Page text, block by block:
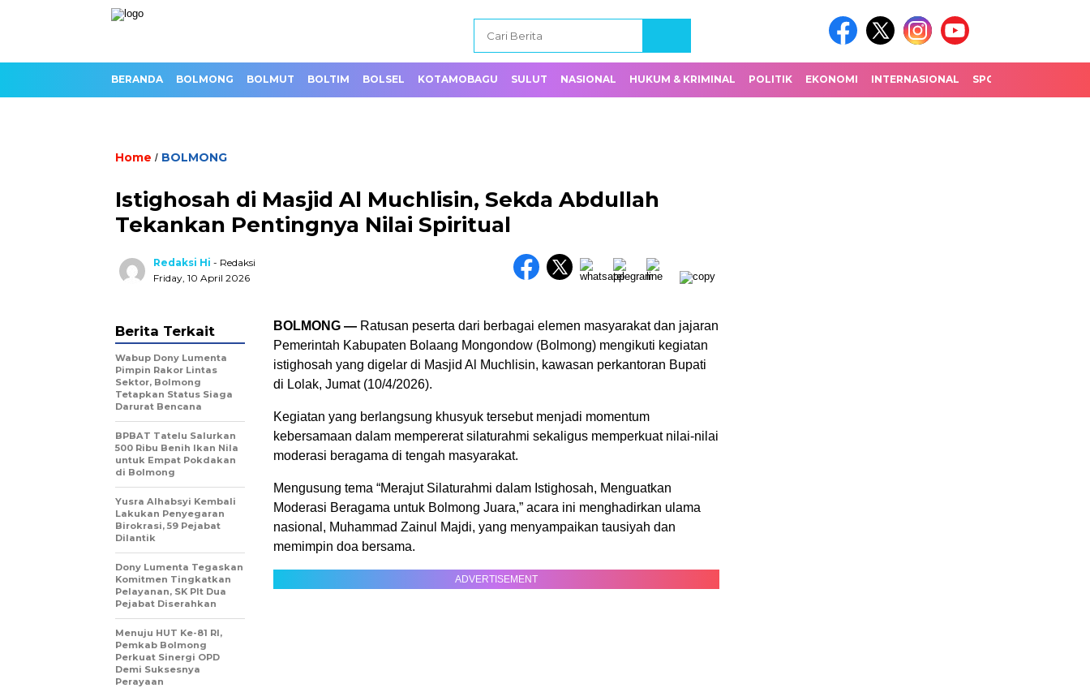
BERANDA BOLMONG BOLMUT BOLTIM BOLSEL KOTAMOBAGU SULUT NASIONAL HUKUM & KRIMINAL POLITIK EKONOMI INTERNASIONAL SPORT
Home / BOLMONG
Istighosah di Masjid Al Muchlisin, Sekda Abdullah
Tekankan Pentingnya Nilai Spiritual
Redaksi Hi - Redaksi
Friday, 10 April 2026
BOLMONG — Ratusan peserta dari berbagai elemen masyarakat dan jajaran
Pemerintah Kabupaten Bolaang Mongondow (Bolmong) mengikuti kegiatan
istighosah yang digelar di Masjid Al Muchlisin, kawasan perkantoran Bupati
di Lolak, Jumat (10/4/2026).
Kegiatan yang berlangsung khusyuk tersebut menjadi momentum
kebersamaan dalam mempererat silaturahmi sekaligus memperkuat nilai-nilai
moderasi beragama di tengah masyarakat.
Mengusung tema “Merajut Silaturahmi dalam Istighosah, Menguatkan
Moderasi Beragama untuk Bolmong Juara,” acara ini menghadirkan ulama
nasional, Muhammad Zainul Majdi, yang menyampaikan tausiyah dan
memimpin doa bersama.
ADVERTISEMENT
Berita Terkait
Wabup Dony Lumenta
Pimpin Rakor Lintas
Sektor, Bolmong
Tetapkan Status Siaga
Darurat Bencana
BPBAT Tatelu Salurkan
500 Ribu Benih Ikan Nila
untuk Empat Pokdakan
di Bolmong
Yusra Alhabsyi Kembali
Lakukan Penyegaran
Birokrasi, 59 Pejabat
Dilantik
Dony Lumenta Tegaskan
Komitmen Tingkatkan
Pelayanan, SK Plt Dua
Pejabat Diserahkan
Menuju HUT Ke-81 RI,
Pemkab Bolmong
Perkuat Sinergi OPD
Demi Suksesnya
Perayaan